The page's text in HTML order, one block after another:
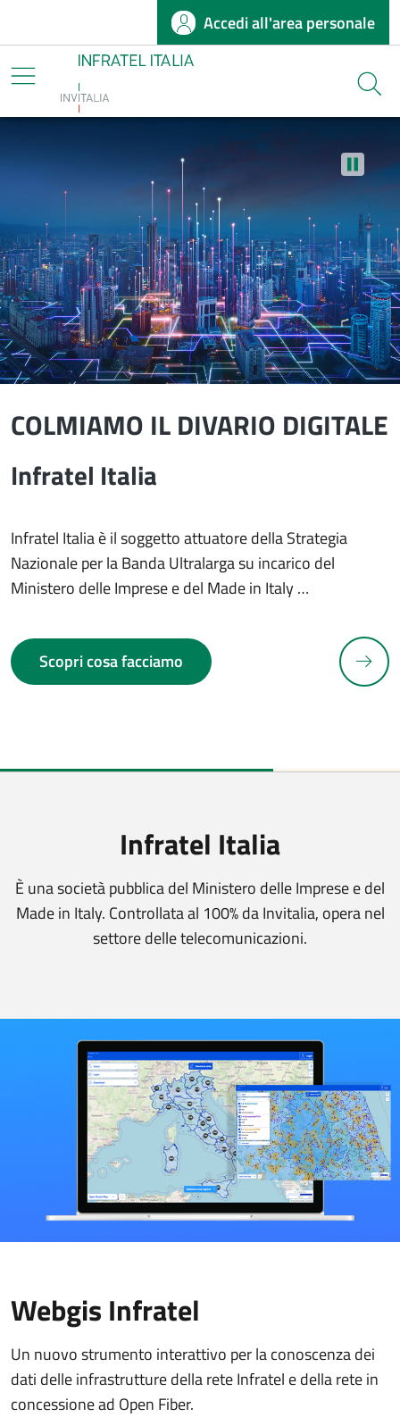
Salta al contenuto principaleAccedi all'area personale
Infratel
Stop
slide
COLMIAMO IL DIVARIO DIGITALE
Infratel Italia
Infratel Italia è il soggetto attuatore della Strategia
Nazionale per la Banda Ultralarga su incarico del
Ministero delle Imprese e del Made in Italy …
Scopri cosa facciamo
Infratel Italia
È una società pubblica del Ministero delle Imprese e del
Made in Italy. Controllata al 100% da Invitalia, opera nel
settore delle telecomunicazioni.
Webgis Infratel
Un nuovo strumento interattivo per la conoscenza dei
dati delle infrastrutture della rete Infratel e della rete in
concessione ad Open Fiber.